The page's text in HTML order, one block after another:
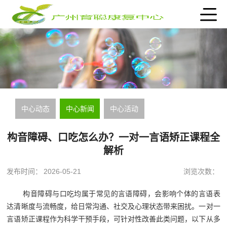
中心动态 中心新闻 中心活动
构音障碍、口吃怎么办？一对一言语矫正课程全
解析
发布时间： 2026-05-21 浏览次数：
构音障碍与口吃均属于常见的言语障碍，会影响个体的言语表
达清晰度与流畅度，给日常沟通、社交及心理状态带来困扰。一对一
言语矫正课程作为科学干预手段，可针对性改善此类问题，以下从多